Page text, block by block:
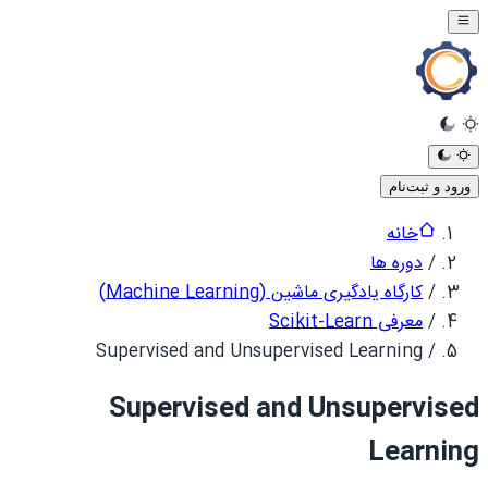
ورود و ثبت‌نام
خانه
/دوره ها
/کارگاه یادگیری ماشین (Machine Learning)
/معرفی Scikit-Learn
/
Supervised and Unsupervised Learning
Supervised and Unsupervised
Learning